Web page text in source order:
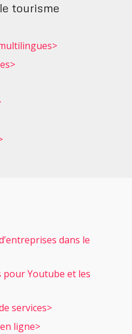
tourisme
dans le
pour Youtube et les
services>
ligne>